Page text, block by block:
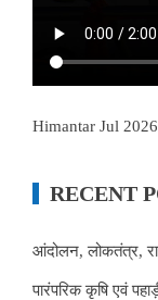
Himantar Jul 2026
RECENT
आंदोलन, लोकतंत्र,
पारंपरिक कृषि एवं